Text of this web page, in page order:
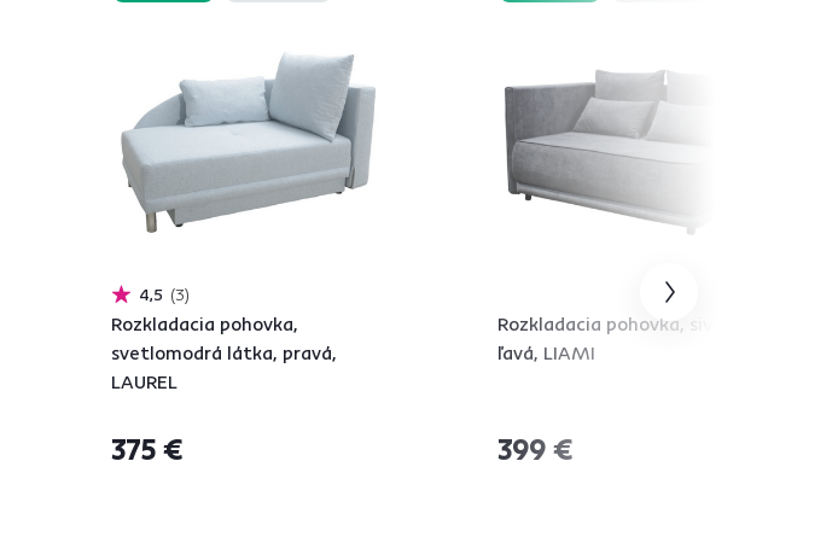
4,5 3
Rozkladacia pohovka,
svetlomodrá látka, pravá,
LAUREL
375 €
Rozkladacia pohovka, sivá,
ľavá, LIAMI
399 €